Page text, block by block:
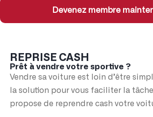
Devenez membre
REPRISE CASH
Prêt à vendre votre sportive ?
Vendre sa voiture est loin d’être
la solution pour vous faciliter la
propose de reprendre cash votre